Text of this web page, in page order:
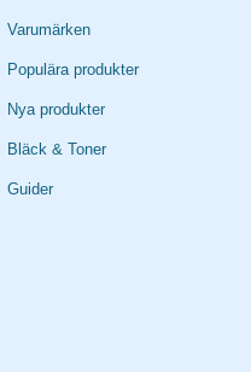
Varumärken
Populära produkter
Nya produkter
Bläck & Toner
Guider